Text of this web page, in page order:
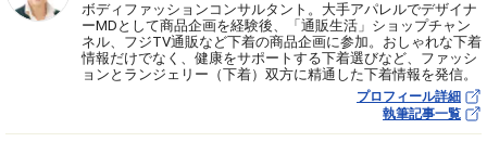
ボディファッションコンサルタント。大手アパレルでデザイナ
ーMDとして商品企画を経験後、「通販生活」ショップチャン
ネル、フジTV通販など下着の商品企画に参加。おしゃれな下着
情報だけでなく、健康をサポートする下着選びなど、ファッシ
ョンとランジェリー（下着）双方に精通した下着情報を発信。
プロフィール詳細
執筆記事一覧